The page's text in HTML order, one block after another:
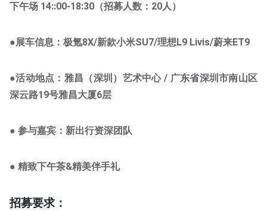
下午场 14::00-18:30（招募人数：20人）
●展车信息：极氪8X/新款小米SU7/理想L9 Livis/蔚来ET9
●活动地点：雅昌（深圳）艺术中心 / 广东省深圳市南山区
深云路19号雅昌大厦6层
● 参与嘉宾：新出行资深团队
● 精致下午茶&精美伴手礼
招募要求：